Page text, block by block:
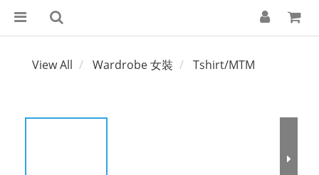
View All Wardrobe 女裝 Tshirt/MTM